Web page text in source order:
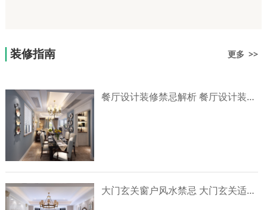
装修指南 更多 >>
餐厅设计装修禁忌解析 餐厅设计装修技巧介绍
大门玄关窗户风水禁忌 大门玄关适合摆放什么